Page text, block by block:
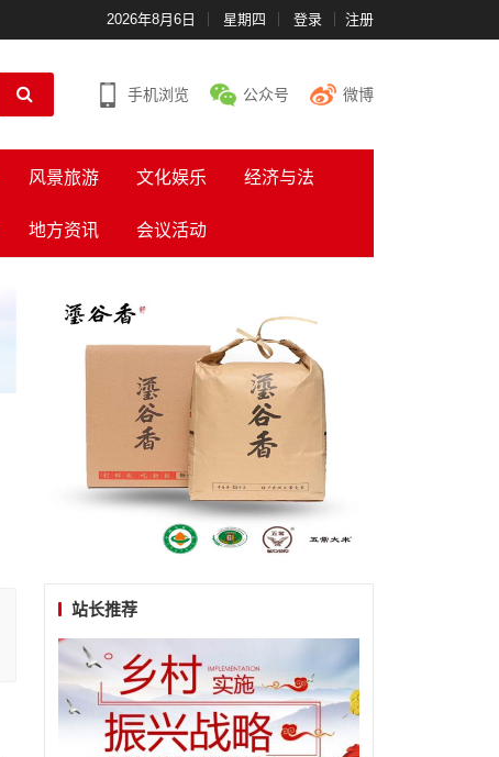
2026年8月6日 星期四 登录 注册
手机浏览 公众号 微博
风景旅游 文化娱乐 经济与法
地方资讯 会议活动
站长推荐